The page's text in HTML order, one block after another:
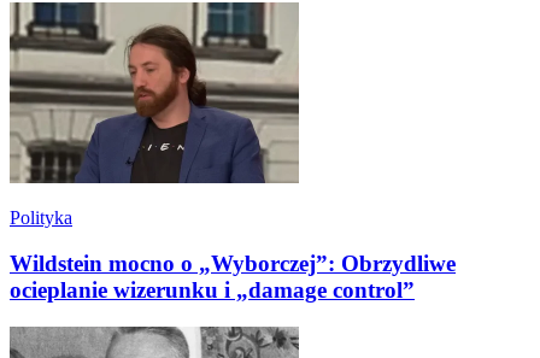
Polityka
Wildstein mocno o „Wyborczej”: Obrzydliwe
ocieplanie wizerunku i „damage control”